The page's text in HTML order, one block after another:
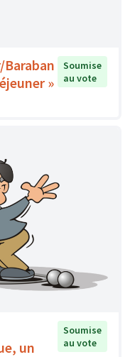
Baraban
»
Soumise
au vote
un
Soumise
au vote